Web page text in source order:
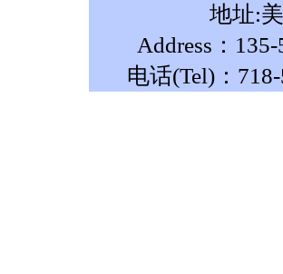
地址:
Address：
电话(Tel)：